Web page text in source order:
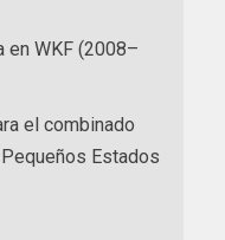
en WKF (2008–
el combinado
Estados